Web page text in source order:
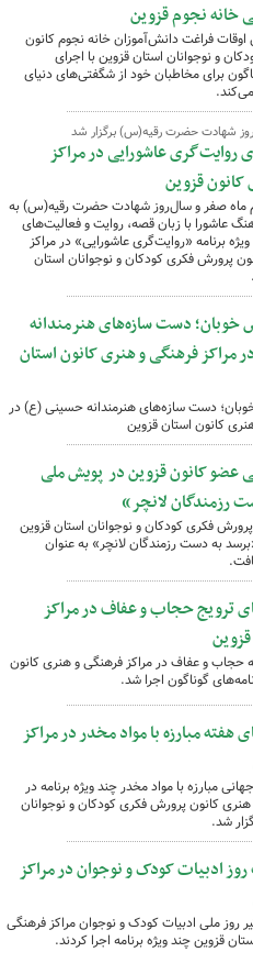
خانه نجوم قزوین
فراغت دانش‌آموزان خانه نجوم کانون
و نوجوانان استان قزوین با اجرای
برای مخاطبان خود از شگفتی‌های دنیای
شهادت حضرت رقیه(س) برگزار شد
روایت‌گری عاشورایی در مراکز
قزوین
ماه صفر و سال‌روز شهادت حضرت رقیه(س) به
عاشورا با زبان قصه، روایت و فعالیت‌های
برنامه «روایت‌گری عاشورایی» در مراکز
پرورش فکری کودکان و نوجوانان استان
خوبان؛ دست سازه‌های هنرمندانه
فرهنگی و هنری کانون استان
دست سازه‌های هنرمندانه حسینی (ع) در
کانون استان قزوین
کانون قزوین در پویش ملی
رزمندگان لانچر»
فکری کودکان و نوجوانان استان قزوین
به دست رزمندگان لانچر» به عنوان
ترویج حجاب و عفاف در مراکز
حجاب و عفاف در مراکز فرهنگی و هنری کانون
گوناگون اجرا شد.
هفته مبارزه با مواد مخدر در مراکز
مبارزه با مواد مخدر چند ویژه برنامه در
هنری کانون پرورش فکری کودکان و نوجوانان
شد.
ادبیات کودک و نوجوان در مراکز
مناسبت ۱۸ تیر روز ملی ادبیات کودک و نوجوان مراکز فرهنگی
قزوین چند ویژه برنامه اجرا کردند.